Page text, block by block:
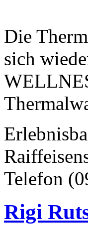
Die
sich
Telefon
Rigi